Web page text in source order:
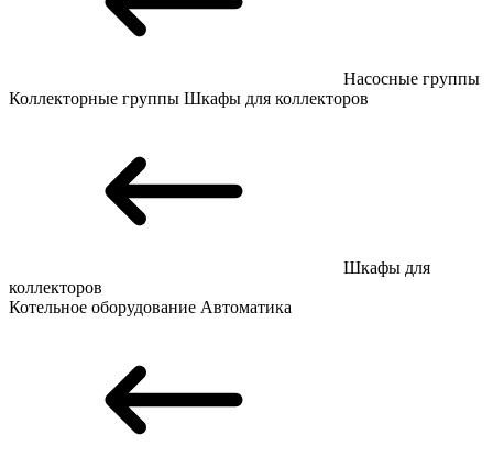
Насосные группы
Коллекторные группы Шкафы для коллекторов
Шкафы для
коллекторов
Котельное оборудование Автоматика